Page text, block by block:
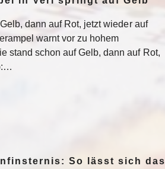
dann auf Rot, jetzt wieder auf
warnt vor zu hohem
stand schon auf Gelb, dann auf Rot,
So lässt sich das